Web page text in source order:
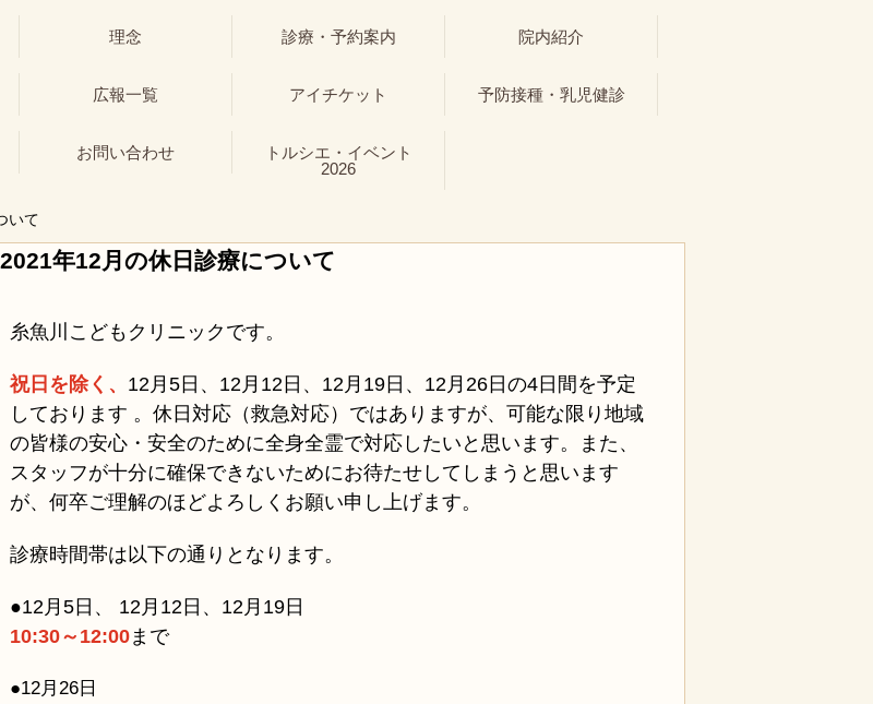
理念 診療・予約案内 院内紹介
広報一覧 アイチケット 予防接種・乳児健診
お問い合わせ
トルシエ・イベント
2026
いて
年12月の休日診療について
糸魚川こどもクリニックです。
祝日を除く、 12月5日、 12月12日、12月19日、12月26日の4日間を予定
しております 。休日対応（救急対応）ではありますが、可能な限り地域
の皆様の安心・安全のために全身全霊で対応したいと思います。また、
スタッフが十分に確保できないためにお待たせしてしまうと思います
が、何卒ご理解のほどよろしくお願い申し上げます。
診療時間帯は以下の通りとなります。
●12月5日、 12月12日、12月19日
10:30～12:00まで
●12月26日